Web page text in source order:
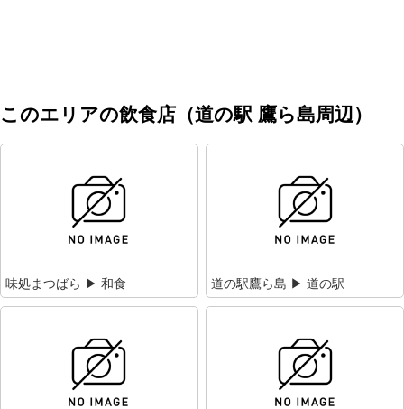
このエリアの飲食店（道の駅 鷹ら島周辺）
味処まつばら ▶ 和食 道の駅鷹ら島 ▶ 道の駅